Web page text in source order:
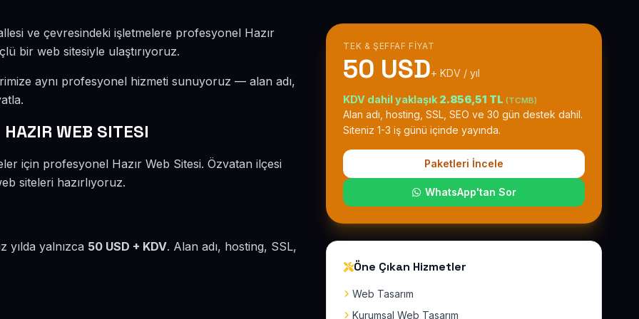
ve çevresindeki işletmelere profesyonel Hazır
bir web sitesiyle ulaştırıyoruz.
aynı profesyonel hizmeti sunuyoruz — alan adı,
WEB SITESI
için profesyonel Hazır Web Sitesi. Özvatan ilçesi
siteleri hazırlıyoruz.
yılda yalnızca 50 USD + KDV. Alan adı, hosting, SSL,
TEK & ŞEFFAF FIYAT
50 USD+ KDV / yıl
KDV dahil yaklaşık 2.856,51 TL (TCMB)
Alan adı, hosting, SSL, SEO ve 30 gün destek dahil.
Siteniz 1-3 iş günü içinde yayında.
Paketleri İncele
WhatsApp'tan Sor
Öne Çıkan Hizmetler
Web Tasarım
Kurumsal Web Tasarım